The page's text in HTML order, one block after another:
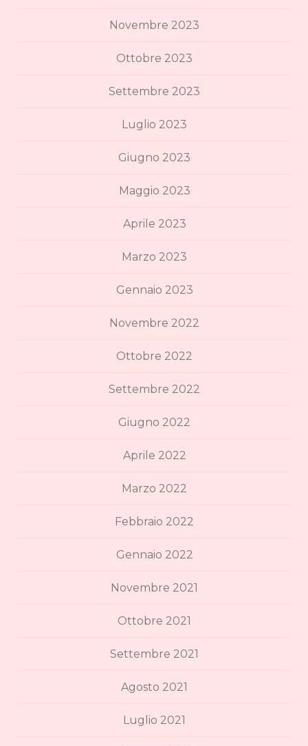
Novembre 2023
Ottobre 2023
Settembre 2023
Luglio 2023
Giugno 2023
Maggio 2023
Aprile 2023
Marzo 2023
Gennaio 2023
Novembre 2022
Ottobre 2022
Settembre 2022
Giugno 2022
Aprile 2022
Marzo 2022
Febbraio 2022
Gennaio 2022
Novembre 2021
Ottobre 2021
Settembre 2021
Agosto 2021
Luglio 2021